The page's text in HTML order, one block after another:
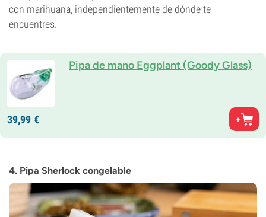
con marihuana, independientemente de dónde te
encuentres.
Pipa de mano Eggplant (Goody Glass)
39,99 €
4. Pipa Sherlock congelable